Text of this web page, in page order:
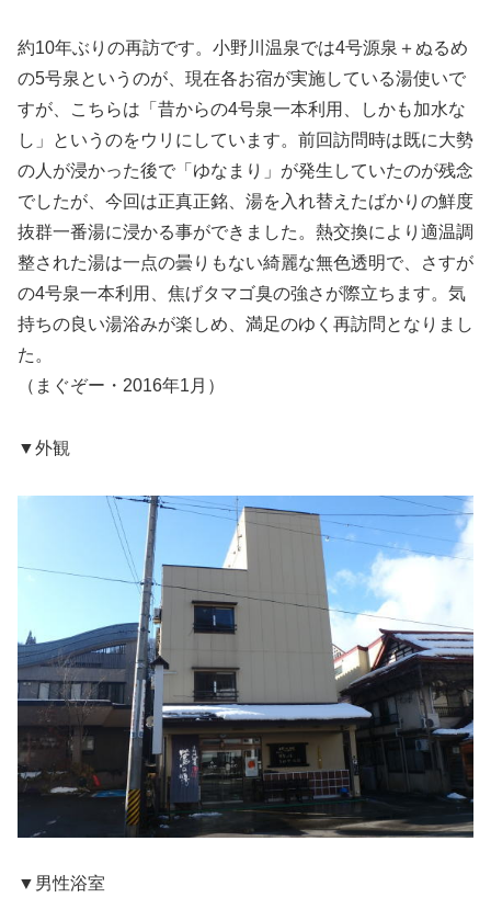
約10年ぶりの再訪です。小野川温泉では4号源泉＋ぬるめ
の5号泉というのが、現在各お宿が実施している湯使いで
すが、こちらは「昔からの4号泉一本利用、しかも加水な
し」というのをウリにしています。前回訪問時は既に大勢
の人が浸かった後で「ゆなまり」が発生していたのが残念
でしたが、今回は正真正銘、湯を入れ替えたばかりの鮮度
抜群一番湯に浸かる事ができました。熱交換により適温調
整された湯は一点の曇りもない綺麗な無色透明で、さすが
の4号泉一本利用、焦げタマゴ臭の強さが際立ちます。気
持ちの良い湯浴みが楽しめ、満足のゆく再訪問となりまし
た。
（まぐぞー・2016年1月）
▼外観
▼男性浴室